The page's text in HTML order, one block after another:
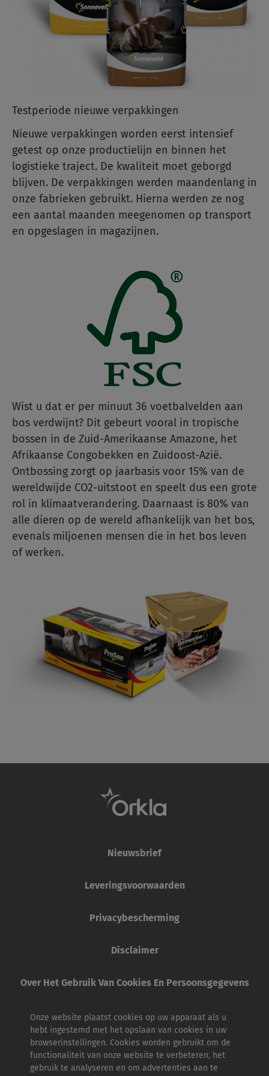
Testperiode nieuwe verpakkingen
Nieuwe verpakkingen worden eerst intensief
getest op onze productielijn en binnen het
logistieke traject. De kwaliteit moet geborgd
blijven. De verpakkingen werden maandenlang in
onze fabrieken gebruikt. Hierna werden ze nog
een aantal maanden meegenomen op transport
en opgeslagen in magazijnen.
Wist u dat er per minuut 36 voetbalvelden aan
bos verdwijnt? Dit gebeurt vooral in tropische
bossen in de Zuid-Amerikaanse Amazone, het
Afrikaanse Congobekken en Zuidoost-Azië.
Ontbossing zorgt op jaarbasis voor 15% van de
wereldwijde CO2-uitstoot en speelt dus een grote
rol in klimaatverandering. Daarnaast is 80% van
alle dieren op de wereld afhankelijk van het bos,
evenals miljoenen mensen die in het bos leven
of werken.
Nieuwsbrief
Leveringsvoorwaarden
Privacybescherming
Disclaimer
Over Het Gebruik Van Cookies En Persoonsgegevens
Onze website plaatst cookies op uw apparaat als u
hebt ingestemd met het opslaan van cookies in uw
browserinstellingen. Cookies worden gebruikt om de
functionaliteit van onze website te verbeteren, het
gebruik te analyseren en om advertenties aan te